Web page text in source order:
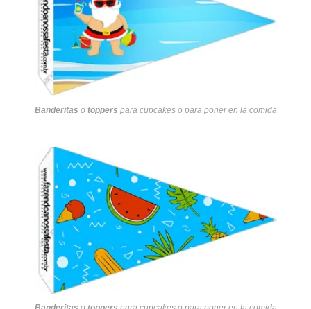
Banderitas o toppers para cupcakes o para poner en la comida